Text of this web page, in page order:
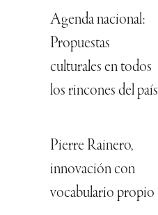
Agenda nacional:
Propuestas
culturales en todos
los rincones del país
Pierre Rainero,
innovación con
vocabulario propio